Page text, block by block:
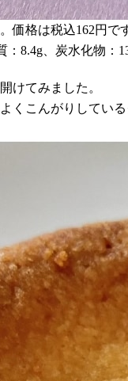
価格は税込162円で
8.4g、炭水化物：
けてみました。
くこんがりしている